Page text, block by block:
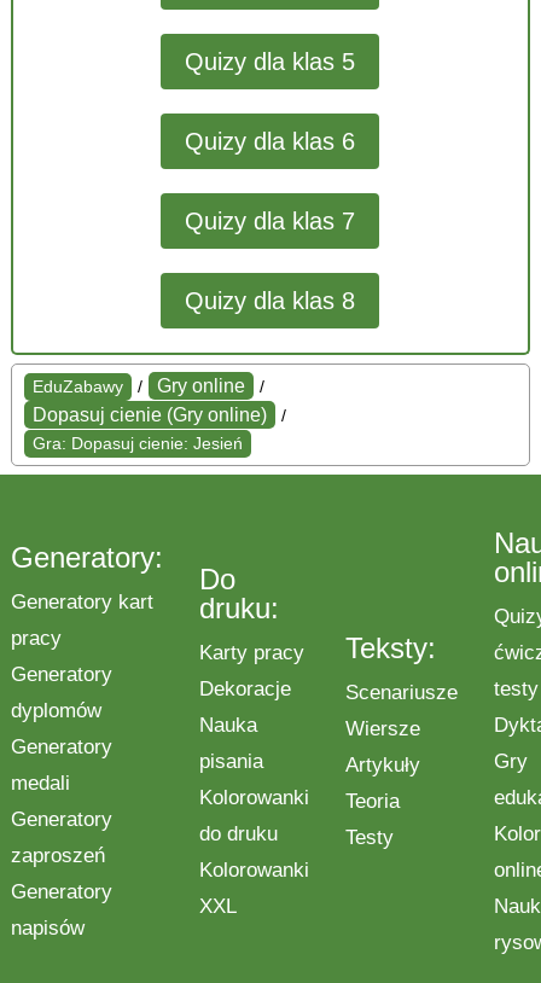
Quizy dla klas 5
Quizy dla klas 6
Quizy dla klas 7
Quizy dla klas 8
EduZabawy / Gry online /
Dopasuj cienie (Gry online)
/
Gra: Dopasuj cienie: Jesień
Generatory:
Generatory kart
pracy
Generatory
dyplomów
Generatory
medali
Generatory
zaproszeń
Generatory
napisów
Do
druku:
Karty pracy
Dekoracje
Nauka
pisania
Kolorowanki
do druku
Kolorowanki
XXL
Teksty:
Scenariusze
Wiersze
Artykuły
Teoria
Testy
testy
Gry